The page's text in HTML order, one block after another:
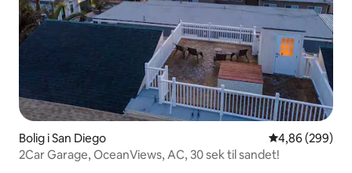
Bolig i San Diego 4,86 ud af 5 i
4,86 (299)
2Car Garage, OceanViews, AC, 30 sek til sandet!